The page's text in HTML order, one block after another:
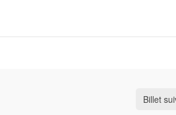
Billet